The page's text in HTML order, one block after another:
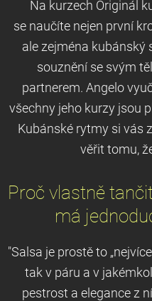
Na kurzech Originál
se naučíte nejen první
ale zejména
souznění se svým
partnerem. Angelo
všechny jeho kurzy jsou
Kubánské rytmy si vás
věřit tomu,
Proč vlastně
má
"Salsa je prostě to
tak v páru a v
pestrost a elegance z